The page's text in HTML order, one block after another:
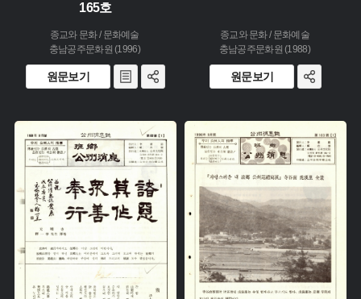
165호
종교와 문화 / 문화예술
충남공주문화원 (1996)
원문보기
종교와 문화 / 문화예술
충남공주문화원 (1988)
원문보기
주제 :
유형 :
생산 :
소장 :
유형 :
생산 :
소장 :